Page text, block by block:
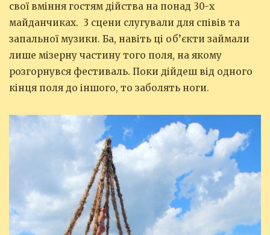
свої вміння гостям дійства на понад 30-х
майданчиках. 3 сцени слугували для співів та
запальної музики. Ба, навіть ці об’єкти займали
лише мізерну частину того поля, на якому
розгорнувся фестиваль. Поки дійдеш від одного
кінця поля до іншого, то заболять ноги.